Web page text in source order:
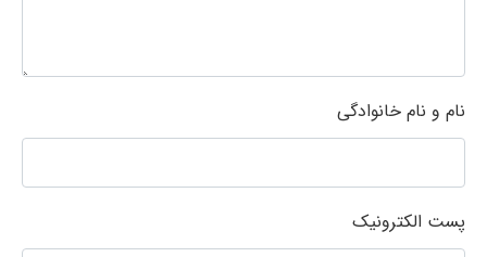
نام و نام خانوادگی
پست الکترونیک